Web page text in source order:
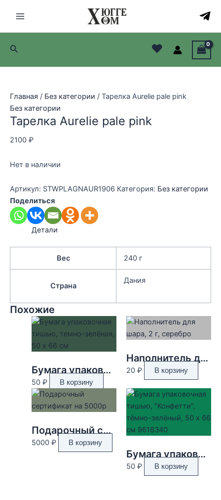
Menu
Поиск ♥
Главная / Без категории / Тарелка Aurelie pale pink
Без категории
Тарелка Aurelie pale pink
2100 ₽
Нет в наличии
Артикул: STWPLAGNAUR1906 Категория: Без категории
Поделиться
Детали
Вес 240 г
Страна
Дания
Похожие
Бумага упаковочная тишью, темно-зелёная, 50 х 66 см
50 ₽ В корзину
Наполнитель для шара, 2 г, серебро
20 ₽ В корзину
Подарочный сертификат на 5000р
5000 ₽ В корзину
Бумага упаковочная тишью, «Конфетти», тёмно-зелёный, 50 х 66 см 9618340
50 ₽ В корзину